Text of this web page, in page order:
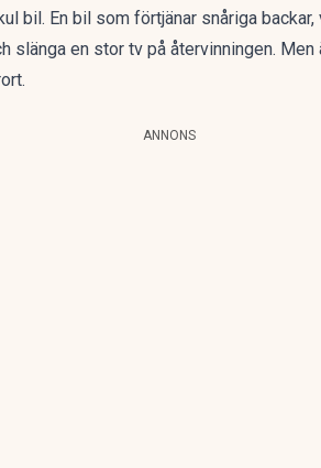
bil. En bil som förtjänar snåriga
slänga en stor tv på återvinningen.
ANNONS